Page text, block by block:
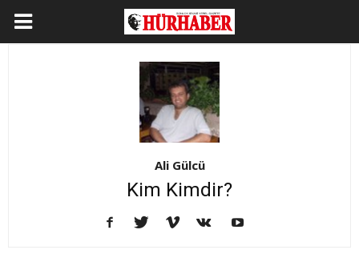
Ali Gülcü
Kim Kimdir?